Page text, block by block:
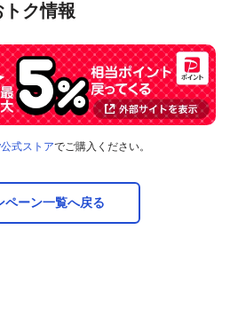
トク情報
式ストアでご購入ください。
ペーン一覧へ戻る